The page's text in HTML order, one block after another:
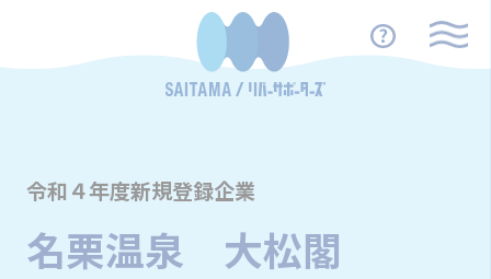
令和４年度新規登録企業
名栗温泉 大松閣